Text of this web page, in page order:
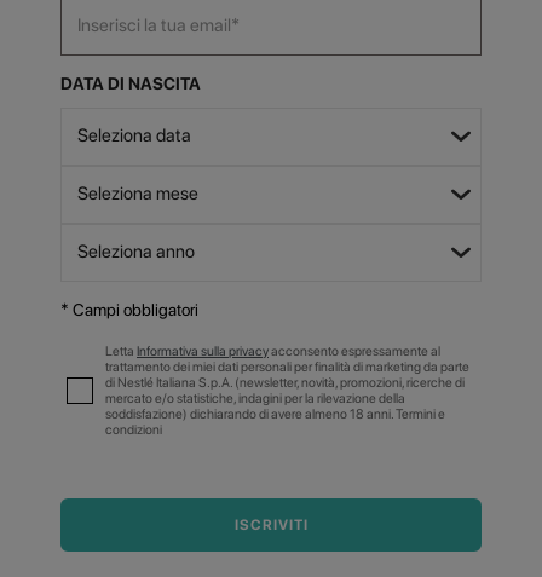
DATA DI NASCITA
* Campi obbligatori
Letta Informativa sulla privacyacconsento espressamente al
trattamento dei miei dati personali per finalità di marketing da parte
di Nestlé Italiana S.p.A. (newsletter, novità, promozioni, ricerche di
mercato e/o statistiche, indagini per la rilevazione della
soddisfazione) dichiarando di avere almeno 18 anni. Termini e
condizioni
ISCRIVITI